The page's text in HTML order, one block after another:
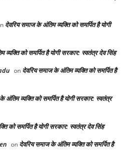
देवरिय समाज के अंतिम व्यक्ति को समर्पित है योगी
व्यक्ति को समर्पित है योगी सरकार: स्वतंत्र देव सिंह
on देवरिय समाज के अंतिम व्यक्ति को समर्पित है
अंतिम व्यक्ति को समर्पित है योगी सरकार: स्वतंत्र
को समर्पित है योगी सरकार: स्वतंत्र देव सिंह
on देवरिय समाज के अंतिम व्यक्ति को समर्पित है